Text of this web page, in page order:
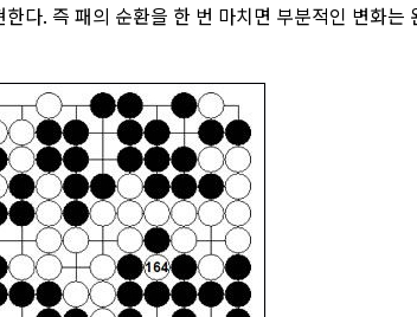
다. 즉 패의 순환을 한 번 마치면 부분적인 변화는